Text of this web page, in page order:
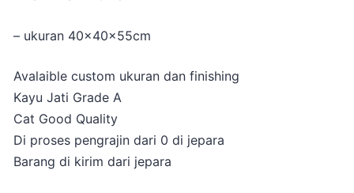
– ukuran 40x40x55cm
Avalaible custom ukuran dan finishing
Kayu Jati Grade A
Cat Good Quality
Di proses pengrajin dari 0 di jepara
Barang di kirim dari jepara